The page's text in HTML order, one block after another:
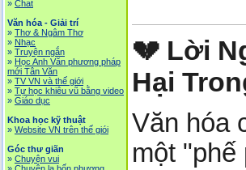
» Chat
Văn hóa - Giải trí
» Thơ & Ngâm Thơ
» Nhạc
» Truyện ngắn
» Học Anh Văn phương pháp
mới Tân Văn
» TV VN và thế giới
» Tự học khiêu vũ bằng video
» Giáo dục
Khoa học kỹ thuật
» Website VN trên thế giói
Góc thư giãn
» Chuyện vui
💔 Lời
Hại
Văn hóa
một "phế